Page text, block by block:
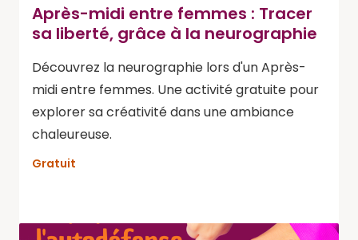
Après-midi entre femmes : Tracer
sa liberté, grâce à la neurographie
Découvrez la neurographie lors d'un Après-
midi entre femmes. Une activité gratuite pour
explorer sa créativité dans une ambiance
chaleureuse.
Gratuit